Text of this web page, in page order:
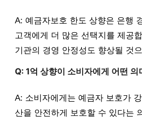
A: 예금자보호 한도 상향은 은행
고객에게 더 많은 선택지를 제공
기관의 경영 안정성도 향상될 것
Q: 1억 상향이 소비자에게 어떤 의
A: 소비자에게는 예금자 보호가
산을 안전하게 보호할 수 있다는